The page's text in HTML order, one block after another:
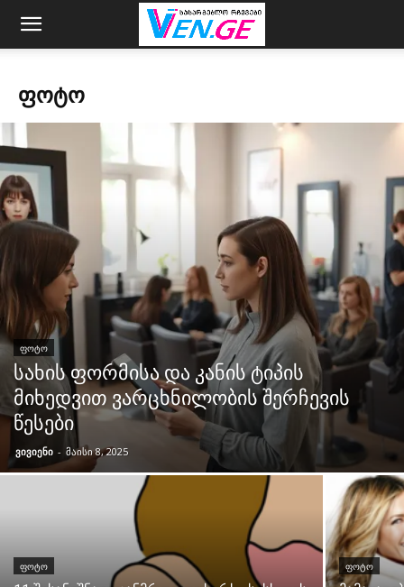
ᲤᲝᲢᲝ
ᲤᲝᲢᲝ
სახის ფორმისა და კანის ტიპის
მიხედვით ვარცხნილობის შერჩევის
წესები
ვივიენი - მაისი 8, 2025
ᲤᲝᲢᲝ ᲤᲝᲢᲝ